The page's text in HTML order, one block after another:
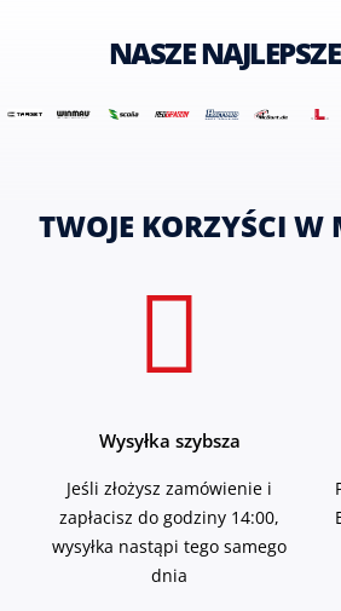
NASZE
TWOJE KORZYŚCI W
Wysyłka szybsza
Jeśli złożysz zamówienie i
zapłacisz do godziny 14:00,
wysyłka nastąpi tego samego
dnia